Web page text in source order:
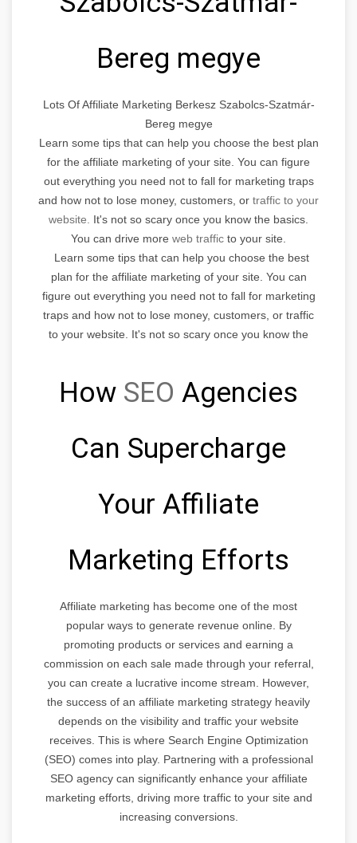
Bereg megye
Lots Of Affiliate Marketing Berkesz Szabolcs-Szatmár-
Bereg megye
Learn some tips that can help you choose the best plan
for the affiliate marketing of your site. You can figure
out everything you need not to fall for marketing traps
and how not to lose money, customers, or traffic to your
website.
It's not so scary once you know the basics.
You can drive more web traffic to your site.
Learn some tips that can help you choose the best
plan for the affiliate marketing of your site. You can
figure out everything you need not to fall for marketing
traps and how not to lose money, customers, or traffic
to your website. It's not so scary once you know the
How SEO Agencies
Can Supercharge
Your Affiliate
Marketing Efforts
Affiliate marketing has become one of the most
popular ways to generate revenue online. By
promoting products or services and earning a
commission on each sale made through your referral,
you can create a lucrative income stream. However,
the success of an affiliate marketing strategy heavily
depends on the visibility and traffic your website
receives. This is where Search Engine Optimization
(SEO) comes into play. Partnering with a professional
SEO agency can significantly enhance your affiliate
marketing efforts, driving more traffic to your site and
increasing conversions.